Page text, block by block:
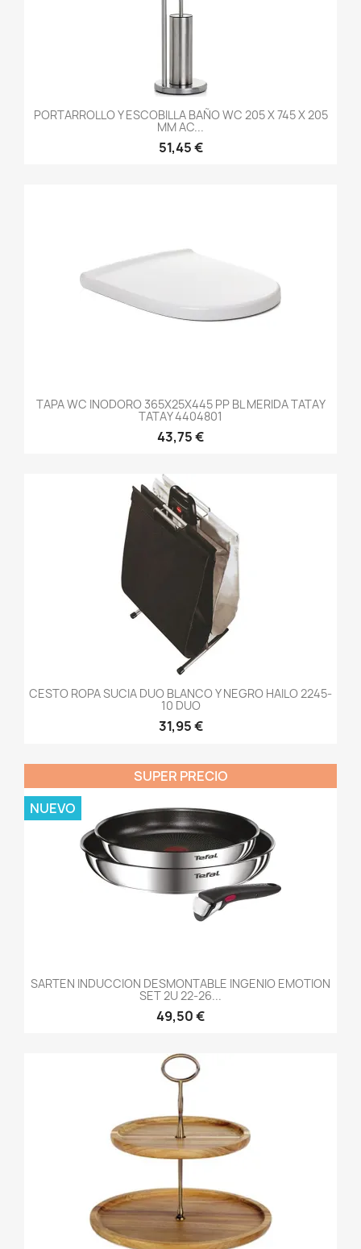
PORTARROLLO Y ESCOBILLA BAÑO WC 205 X 745 X 205
MM AC...
51,45 €
TAPA WC INODORO 365X25X445 PP BL MERIDA TATAY
TATAY 4404801
43,75 €
CESTO ROPA SUCIA DUO BLANCO Y NEGRO HAILO 2245-
10 DUO
31,95 €
SARTEN INDUCCION DESMONTABLE INGENIO EMOTION
SET 2U 22-26...
49,50 €
SUPER PRECIO
NUEVO